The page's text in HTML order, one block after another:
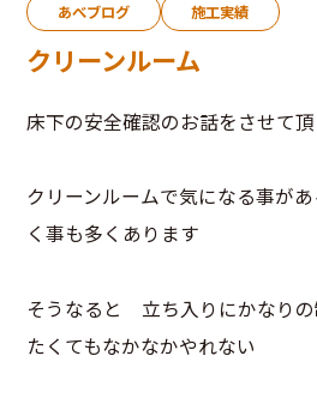
あべブログ 施工実績
クリーンルーム
床下の安全確認のお話をさせて頂
クリーンルームで気になる事が
く事も多くあります
そうなると 立ち入りにかなり
たくてもなかなかやれない